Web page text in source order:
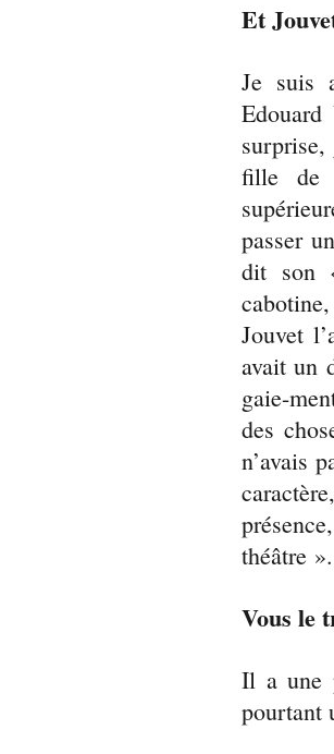
Et
Je suis
fille de
passer
dit son
Jouvet
avait un
gaie-
des
n’avais
théâtre ».
Vous le
Il a une
pourtant